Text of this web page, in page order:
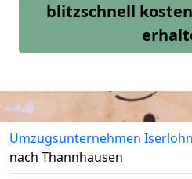
blitzschnell
Umzugsunternehmen Iserlohn
nach Thannhausen